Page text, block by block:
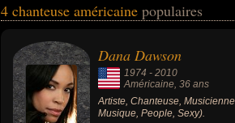
4 chanteuse américaine populaires
Dana Dawson
1974 - 2010
Américaine, 36 ans
Artiste, Chanteuse,
Musique, People, Sexy).